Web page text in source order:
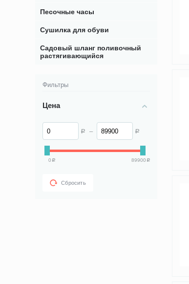
Песочные часы
Сушилка для обуви
Садовый шланг поливочный
растягивающийся
Фильтры
Цена
Р – Р
0 Р 89900 Р
Сбросить